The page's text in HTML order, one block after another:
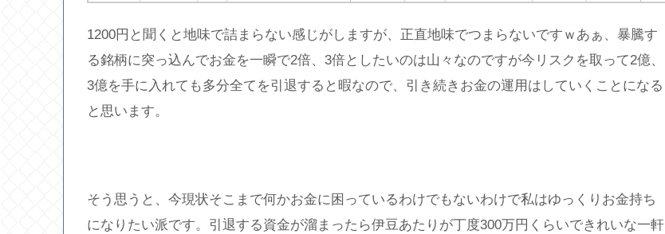
1200円と聞くと地味で詰まらない感じがしますが、正直地味でつまらないですｗあぁ、暴騰す
る銘柄に突っ込んでお金を一瞬で2倍、3倍としたいのは山々なのですが今リスクを取って2億、
3億を手に入れても多分全てを引退すると暇なので、引き続きお金の運用はしていくことになる
と思います。
そう思うと、今現状そこまで何かお金に困っているわけでもないわけで私はゆっくりお金持ち
になりたい派です。引退する資金が溜まったら伊豆あたりが丁度300万円くらいできれいな一軒